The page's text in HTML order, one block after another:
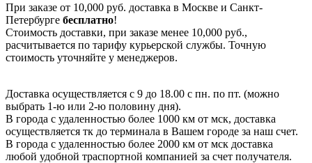
При заказе от 10,000 руб. доставка в Москве и Санкт-
Петербурге бесплатно!
Стоимость доставки, при заказе менее 10,000 руб.,
расчитывается по тарифу курьерской службы. Точную
стоимость уточняйте у менеджеров.
Доставка осуществляется с 9 до 18.00 с пн. по пт. (можно
выбрать 1-ю или 2-ю половину дня).
В города с удаленностью более 1000 км от мск, доставка
осуществляется тк до терминала в Вашем городе за наш счет.
В города с удаленностью более 2000 км от мск доставка
любой удобной траспортной компанией за счет получателя.